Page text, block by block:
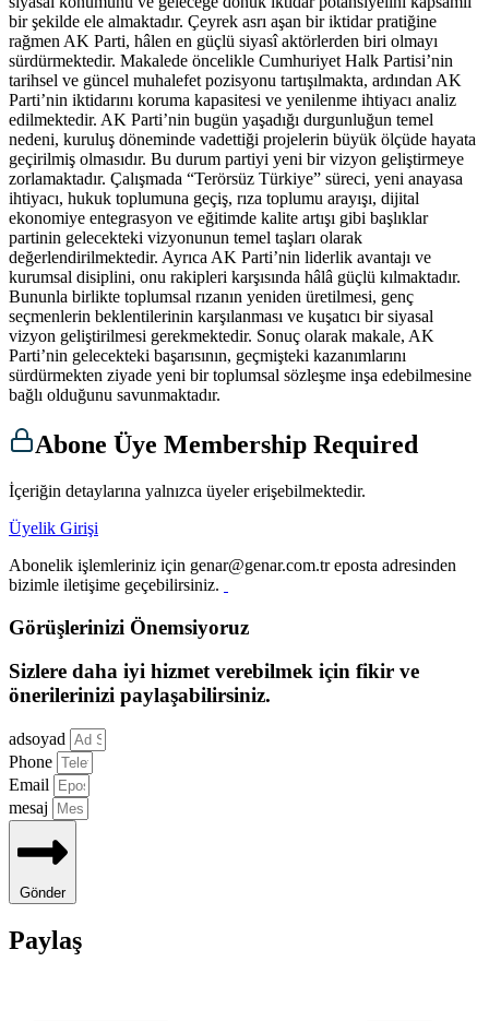
bir şekilde ele almaktadır. Çeyrek asrı aşan bir iktidar pratiğine
rağmen AK Parti, hâlen en güçlü siyasî aktörlerden biri olmayı
sürdürmektedir. Makalede öncelikle Cumhuriyet Halk Partisi’nin
tarihsel ve güncel muhalefet pozisyonu tartışılmakta, ardından AK
Parti’nin iktidarını koruma kapasitesi ve yenilenme ihtiyacı analiz
edilmektedir. AK Parti’nin bugün yaşadığı durgunluğun temel
nedeni, kuruluş döneminde vadettiği projelerin büyük ölçüde hayata
geçirilmiş olmasıdır. Bu durum partiyi yeni bir vizyon geliştirmeye
zorlamaktadır. Çalışmada “Terörsüz Türkiye” süreci, yeni anayasa
ihtiyacı, hukuk toplumuna geçiş, rıza toplumu arayışı, dijital
ekonomiye entegrasyon ve eğitimde kalite artışı gibi başlıklar
partinin gelecekteki vizyonunun temel taşları olarak
değerlendirilmektedir. Ayrıca AK Parti’nin liderlik avantajı ve
kurumsal disiplini, onu rakipleri karşısında hâlâ güçlü kılmaktadır.
Bununla birlikte toplumsal rızanın yeniden üretilmesi, genç
seçmenlerin beklentilerinin karşılanması ve kuşatıcı bir siyasal
vizyon geliştirilmesi gerekmektedir. Sonuç olarak makale, AK
Parti’nin gelecekteki başarısının, geçmişteki kazanımlarını
sürdürmekten ziyade yeni bir toplumsal sözleşme inşa edebilmesine
bağlı olduğunu savunmaktadır.
Abone Üye Membership Required
İçeriğin detaylarına yalnızca üyeler erişebilmektedir.
Üyelik Girişi
Abonelik işlemleriniz için genar@genar.com.tr eposta adresinden
bizimle iletişime geçebilirsiniz.
Görüşlerinizi Önemsiyoruz
Sizlere daha iyi hizmet verebilmek için fikir ve
önerilerinizi paylaşabilirsiniz.
adsoyad
Phone
Email
mesaj
Gönder
Paylaş